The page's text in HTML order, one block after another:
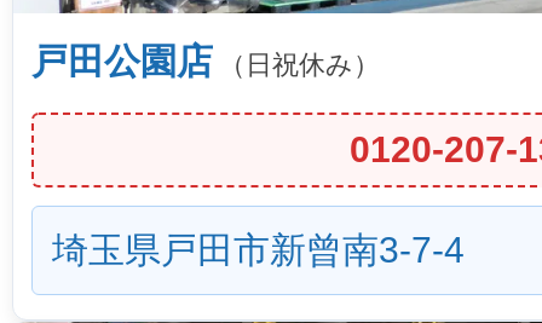
戸田公園店 （日祝休み）
0120-207-
埼玉県戸田市新曾南3-7-4